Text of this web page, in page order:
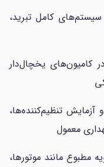
کامل تبرید،
کامیون‌های یخچال‌دار
تنظیم‌کننده‌ها،
معمول
مطبوع مانند موتورها،